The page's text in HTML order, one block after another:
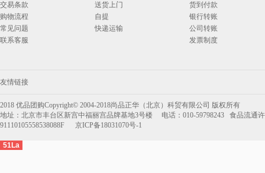
交易条款
购物流程
常见问题
联系客服
送货上门
自提
快递运输
货到付款
银行转账
公司转账
发票制度
友情链接
2018 优品团购Copyright© 2004-2018尚品正华（北京）科贸有限公司 版权所有
地址：北京市丰台区新宫中福丽宫品牌基地3号楼 电话：010-59798243 食品流通
91110105558538088F 京ICP备18031070号-1
51La